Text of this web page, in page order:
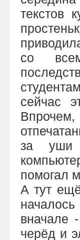
текстов
со
сейчас
за уши
помогал
А тут
вначале
черёд и